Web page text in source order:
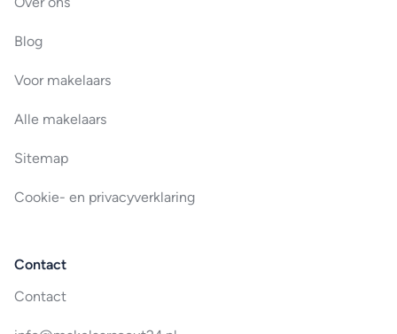
Blog
Voor makelaars
Alle makelaars
Sitemap
Cookie- en privacyverklaring
Contact
Contact